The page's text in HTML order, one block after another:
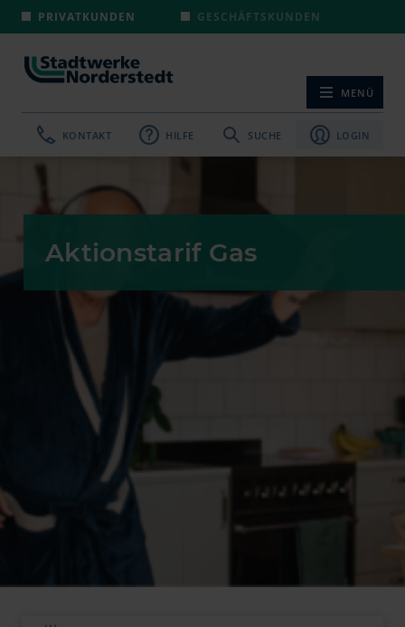
PRIVATKUNDEN GESCHÄFTSKUNDEN
NAVIGATION
MENÜ
KONTAKT HILFE SUCHE LOGIN
Aktionstarif Gas